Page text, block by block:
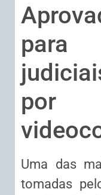
para
por
Uma das
tomadas